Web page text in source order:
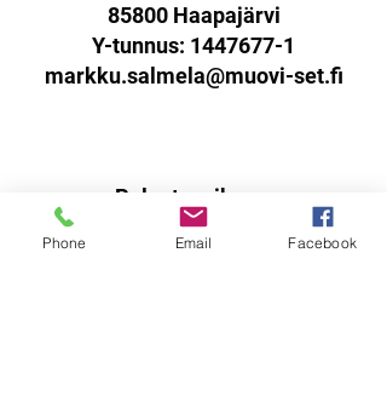
85800 Haapajärvi
Y-tunnus: 1447677-1
markku.salmela@muovi-set.fi
Palautusoikeus:
Sinulla on oikeus palauttaa
verkkokaupasta ostamasi tuotteet
Phone Email Facebook